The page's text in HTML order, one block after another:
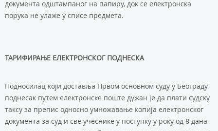
документа одштампаног на папиру, док се eлектронска
порука не улаже у списе предмета.
ТАРИФИРАЊЕ ЕЛЕКТРОНСКОГ ПОДНЕСКА
Подносилац који доставља Првом основном суду у Београду
поднесак путем електронске поште дужан је да плати судску
таксу за препис односно умножавање копија електронског
документа за суд и све учеснике у поступку у року од 8 дана